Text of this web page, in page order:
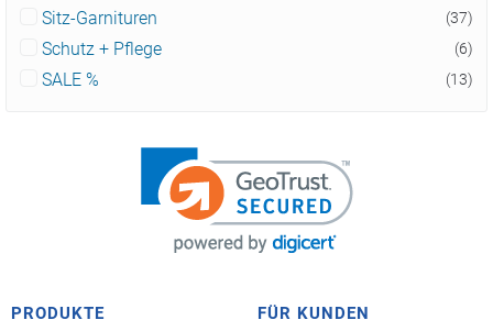
Sitz-Garnituren (37)
Schutz + Pflege (6)
SALE % (13)
PRODUKTE FÜR KUNDEN